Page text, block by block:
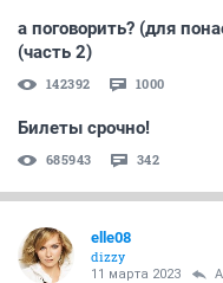
а поговорить? (для
(часть 2)
142392 1000
Билеты срочно!
685943 342
elle08
dizzy
11 марта 2023